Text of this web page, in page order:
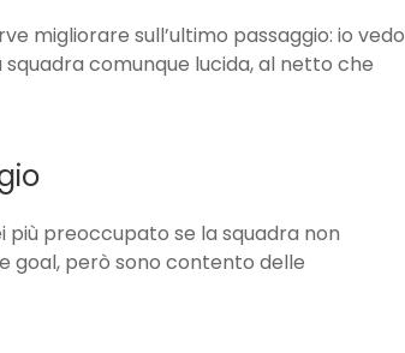
migliorare sull’ultimo passaggio: io vedo
comunque lucida, al netto che
più preoccupato se la squadra non
goal, però sono contento delle